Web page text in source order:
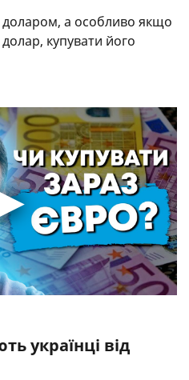
доларом, а особливо якщо
купувати його
українці від